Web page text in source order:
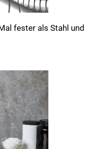
fester als Stahl und